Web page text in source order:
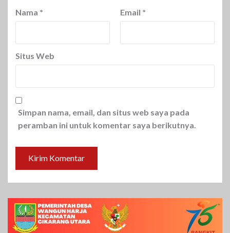
Nama * Email *
Situs Web
Simpan nama, email, dan situs web saya pada
peramban ini untuk komentar saya berikutnya.